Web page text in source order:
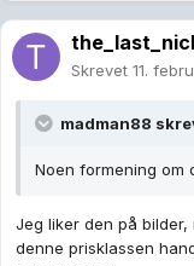
Skrevet 11.
madman88
Noen formening om
Jeg liker den på bilder,
denne prisklassen